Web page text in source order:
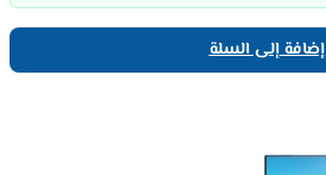
إضافة إلى السلة